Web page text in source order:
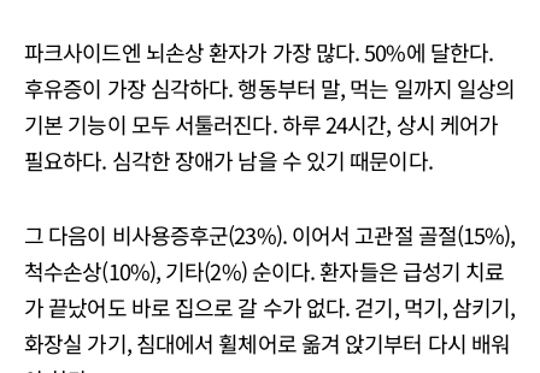
파크사이드엔 뇌손상 환자가 가장 많다. 50%에 달한다.
후유증이 가장 심각하다. 행동부터 말, 먹는 일까지 일상의
기본 기능이 모두 서툴러진다. 하루 24시간, 상시 케어가
필요하다. 심각한 장애가 남을 수 있기 때문이다.
그 다음이 비사용증후군(23%). 이어서 고관절 골절(15%),
척수손상(10%), 기타(2%) 순이다. 환자들은 급성기 치료
가 끝났어도 바로 집으로 갈 수가 없다. 걷기, 먹기, 삼키기,
화장실 가기, 침대에서 휠체어로 옮겨 앉기부터 다시 배워